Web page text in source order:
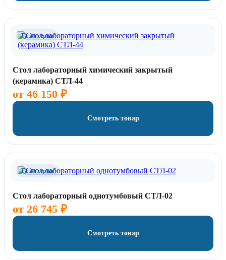
Та же серия
Стол лабораторный химический закрытый
(керамика) СТЛ-44
от 46 150 ₽
Смотреть товар
Та же серия
Стол лабораторный однотумбовый СТЛ-02
от 26 745 ₽
Смотреть товар